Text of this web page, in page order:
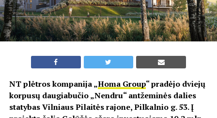
NT plėtros kompanija „Homa Group“ pradėjo dviejų
korpusų daugiabučio „Nendru“ antžeminės dalies
statybas Vilniaus Pilaitės rajone, Pilkalnio g. 53. Į